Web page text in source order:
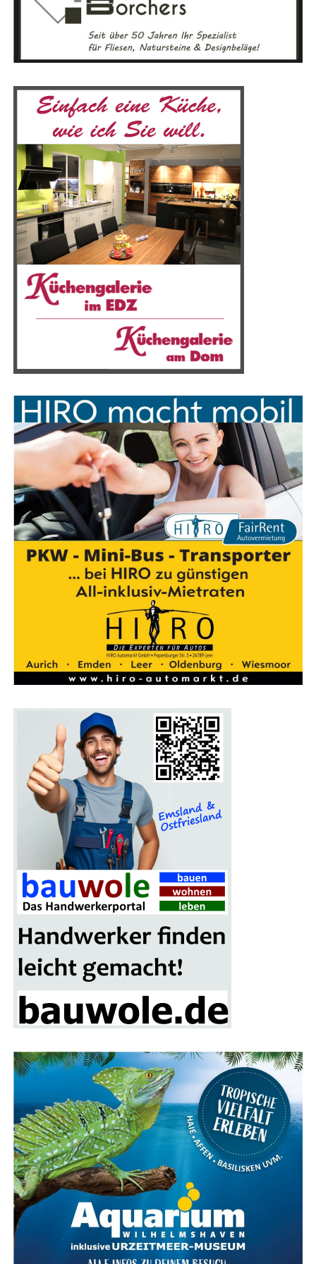
sach­sen. Sie zei­gen, wie viel­fäl­tig und anspruchs­voll der
Ver­brau­cher­schutz ist und beto­nen die Bedeu­tung der
lau­fen­den Kon­trol­len und wis­sen­schaft­li­chen Analysen.